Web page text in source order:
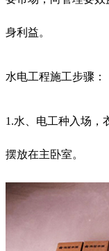
身利益。
水电工程施工步骤：
1.水、电工种入场，
摆放在主卧室。